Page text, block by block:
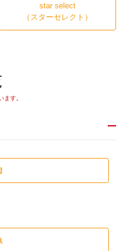
star select
（スターセレクト）
ます。